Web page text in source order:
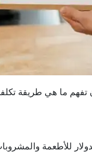
تفهم ما هي طريقة
للأطعمة